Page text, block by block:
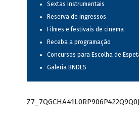
Sextas instrumentais
Reserva de ingressos
Filmes e festivais de cinema
Receba a programação
Concursos para Escolha de
Galeria BNDES